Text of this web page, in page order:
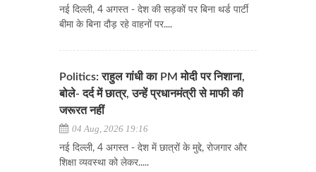
नई दिल्ली, 4 अगस्त - देश की सड़कों पर बिना थर्ड पार्टी
बीमा के बिना दौड़ रहे वाहनों पर....
Politics: राहुल गांधी का PM मोदी पर निशाना,
बोले- दर्द में छात्र, उन्हें प्रधानमंत्री से माफी की
जरूरत नहीं
04 Aug, 2026 19:16
नई दिल्ली, 4 अगस्त - देश में छात्रों के मुद्दे, रोजगार और
शिक्षा व्यवस्था को लेकर.....